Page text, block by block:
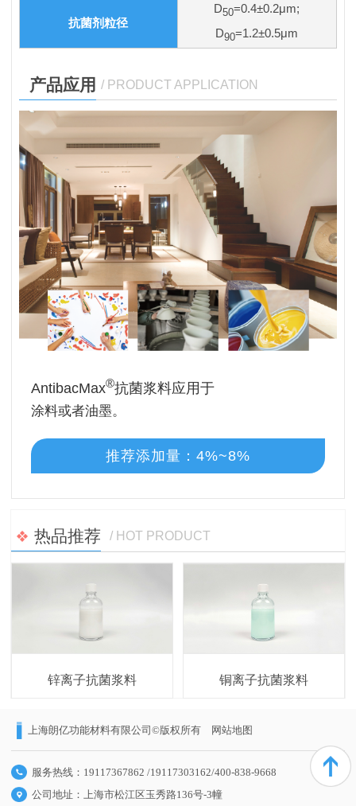
抗菌剂粒径
D50=0.4±0.2μm;
D90=1.2±0.5μm
产品应用 / PRODUCT APPLICATION
AntibacMax®抗菌浆料应用于
涂料或者油墨。
推荐添加量：4%~8%
热品推荐 / HOT PRODUCT
锌离子抗菌浆料 铜离子抗菌浆料
上海朗亿功能材料有限公司©版权所有 网站地图
服务热线：19117367862 /19117303162/400-838-9668
公司地址：上海市松江区玉秀路136号-3幢